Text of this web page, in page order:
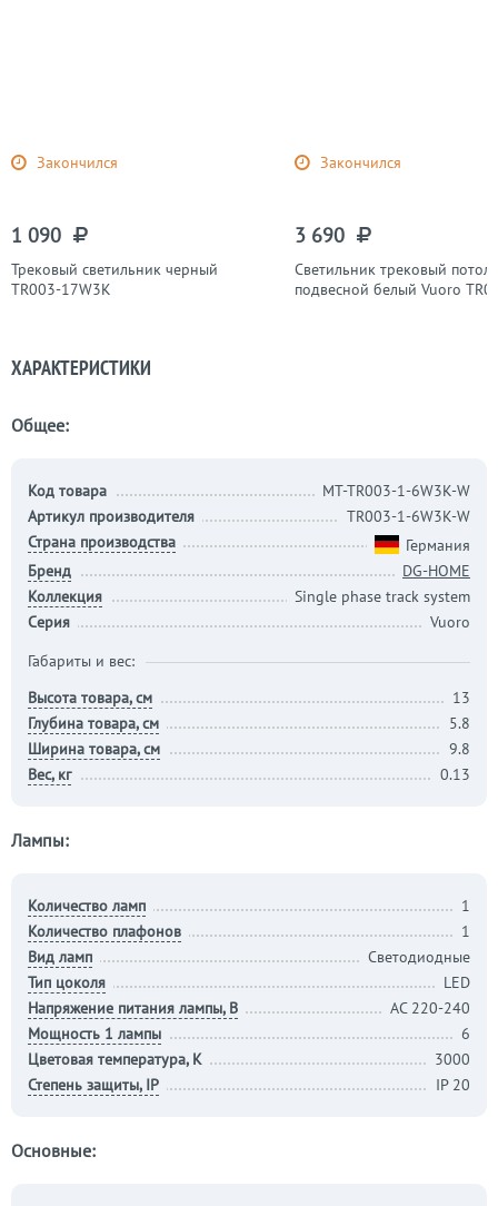
ХАРАКТЕРИСТИКИ
Общее:
Код товара
MT-TR003-1-6W3K-W
Артикул производителя
TR003-1-6W3K-W
Страна производства
Германия
Бренд
DG-HOME
Коллекция
Single phase track system
Серия
Vuoro
Габариты и вес:
Высота товара, см
13
Глубина товара, см
5.8
Ширина товара, см
9.8
Вес, кг
0.13
Лампы:
Количество ламп
1
Количество плафонов
1
Вид ламп
Светодиодные
Тип цоколя
LED
Напряжение питания лампы, В
AC 220-240
Мощность 1 лампы
6
Цветовая температура, К
3000
Степень защиты, IP
IP 20
Основные:
Закончился
1 090
Трековый светильник черный
TR003-17W3K
Закончился
3 690
Светильник трековый
подвесной белый Vuoro